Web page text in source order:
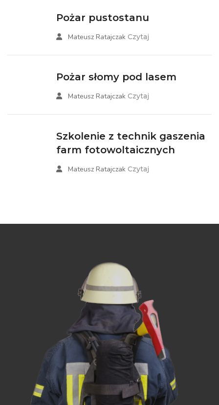
Pożar pustostanu
Mateusz Ratajczak Czytaj
Pożar słomy pod lasem
Mateusz Ratajczak Czytaj
Szkolenie z technik gaszenia
farm fotowoltaicznych
Mateusz Ratajczak Czytaj